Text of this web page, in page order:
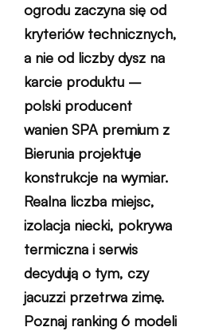
ogrodu zaczyna się od
kryteriów technicznych,
a nie od liczby dysz na
karcie produktu –
polski producent
wanien SPA premium z
Bierunia projektuje
konstrukcje na wymiar.
Realna liczba miejsc,
izolacja niecki, pokrywa
termiczna i serwis
decydują o tym, czy
jacuzzi przetrwa zimę.
Poznaj ranking 6 modeli